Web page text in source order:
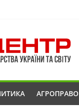
АГРОПРАВО